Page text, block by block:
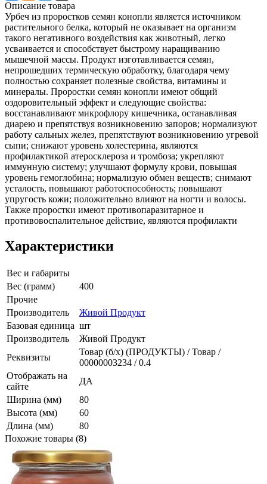
Описание товара
Урбеч из проростков семян конопли является источником
растительного белка, который не оказывает на организм
такого негативного воздействия как животный, легко
усваивается и способствует быстрому наращиванию
мышечной массы. Продукт изготавливается семян,
непрошедших термическую обработку, благодаря чему
полностью сохраняет полезные свойства, витамины и
минералы. Проростки семян конопли имеют общий
оздоровительный эффект и следующие свойства:
восстанавливают микрофлору кишечника, останавливая
диарею и препятствуя возникновению запоров; нормализуют
работу сальных желез, препятствуют возникновению угревой
сыпи; снижают уровень холестерина, являются
профилактикой атеросклероза и тромбоза; укрепляют
иммунную систему; улучшают формулу крови, повышая
уровень гемоглобина; нормализую обмен веществ; снимают
усталость, повышают работоспособность; повышают
упругость кожи; положительно влияют на ногти и волосы.
Также проростки имеют противопаразитарное и
противовоспалительное действие, являются профилакти
Характеристики
Вес и габариты
Вес (грамм)
400
Прочие
Производитель
Живой Продукт
Базовая единица шт
Производитель
Живой Продукт
Реквизиты
Товар (б/х) (ПРОДУКТЫ) / Товар /
00000003234 / 0.4
Отображать на
сайте
ДА
Ширина (мм)
80
Высота (мм)
60
Длина (мм)
80
Похожие товары (8)